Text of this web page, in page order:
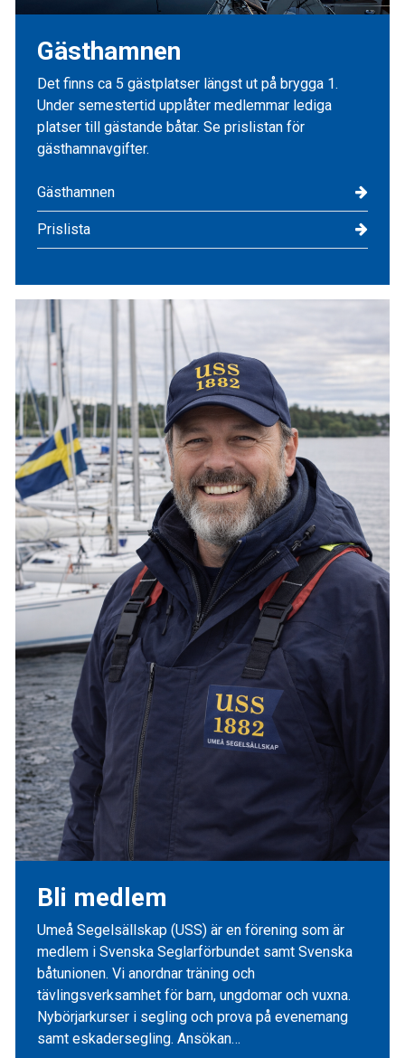
Gästhamnen
Det finns ca 5 gästplatser längst ut på brygga 1.
Under semestertid upplåter medlemmar lediga
platser till gästande båtar. Se prislistan för
gästhamnavgifter.
Gästhamnen
Prislista
Bli medlem
Umeå Segelsällskap (USS) är en förening som är
medlem i Svenska Seglarförbundet samt Svenska
båtunionen. Vi anordnar träning och
tävlingsverksamhet för barn, ungdomar och vuxna.
Nybörjarkurser i segling och prova på evenemang
samt eskadersegling. Ansökan…